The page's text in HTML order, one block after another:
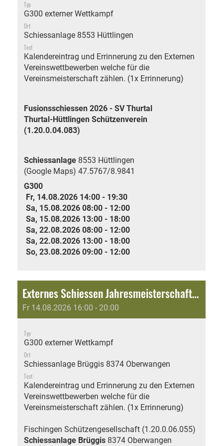
Typ
G300 externer Wettkampf
Ort
Schiessanlage 8553 Hüttlingen
Text
Kalendereintrag und Errinnerung zu den Externen
Vereinswettbewerben welche für die
Vereinsmeisterschaft zählen. (1x Errinnerung)
Fusionsschiessen 2026 - SV Thurtal
Thurtal-Hüttlingen Schützenverein
(1.20.0.04.083)
Schiessanlage 8553 Hüttlingen
(Google Maps) 47.5767/8.9841
G300
Fr, 14.08.2026 14:00 - 19:30
Sa, 15.08.2026 08:00 - 12:00
Sa, 15.08.2026 13:00 - 18:00
Sa, 22.08.2026 08:00 - 12:00
Sa, 22.08.2026 13:00 - 18:00
So, 23.08.2026 09:00 - 12:00
Externes Schiessen Jahresmeisterschaft: Jubiläumsschiessen 150 Jahre Schützengesellschaft Fischingen
Fr 14.08.2026 16:00 - 20:00
Typ
G300 externer Wettkampf
Ort
Schiessanlage Brüggis 8374 Oberwangen
Text
Kalendereintrag und Errinnerung zu den Externen
Vereinswettbewerben welche für die
Vereinsmeisterschaft zählen. (1x Errinnerung)
Fischingen Schützengesellschaft (1.20.0.06.055)
Schiessanlage Brüggis 8374 Oberwangen